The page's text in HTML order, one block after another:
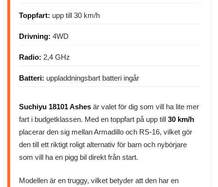
Toppfart: upp till 30 km/h
Drivning: 4WD
Radio: 2,4 GHz
Batteri: uppladdningsbart batteri ingår
Suchiyu 18101 Ashes är valet för dig som vill ha lite mer
fart i budgetklassen. Med en toppfart på upp till 30 km/h
placerar den sig mellan Armadillo och RS-16, vilket gör
den till ett riktigt roligt alternativ för barn och nybörjare
som vill ha en pigg bil direkt från start.
Modellen är en truggy, vilket betyder att den har en